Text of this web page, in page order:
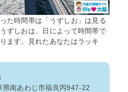
た時間帯は「うずしお」は見る
ずしおは、日によって時間帯で
ます。見れたあなたはラッキ
南あわじ市福良丙947-22